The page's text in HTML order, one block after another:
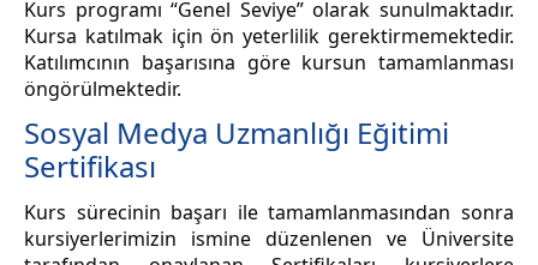
Kurs programı “Genel Seviye” olarak sunulmaktadır.
Kursa katılmak için ön yeterlilik gerektirmemektedir.
Katılımcının başarısına göre kursun tamamlanması
öngörülmektedir.
Sosyal Medya Uzmanlığı Eğitimi
Sertifikası
Kurs sürecinin başarı ile tamamlanmasından sonra
kursiyerlerimizin ismine düzenlenen ve Üniversite